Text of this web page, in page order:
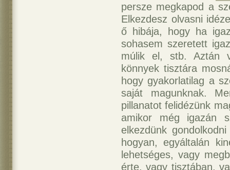
persze megkapod a
Elkezdesz olvasni
ő hibája, hogy ha
sohasem szeretett
múlik el, stb. Aztán
könnyek tisztára
hogy gyakorlatilag a
saját magunknak.
pillanatot felidézünk
amikor még igazán
elkezdünk
hogyan, egyáltalán
lehetséges, vagy
érte, vagy tisztában,